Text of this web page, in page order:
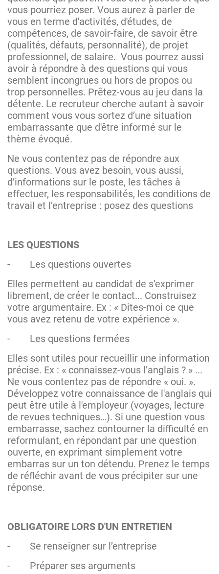
vous pourriez poser. Vous aurez à parler de
vous en terme d'activités, d'études, de
compétences, de savoir-faire, de savoir être
(qualités, défauts, personnalité), de projet
professionnel, de salaire. Vous pourrez aussi
avoir à répondre à des questions qui vous
semblent incongrues ou hors de propos ou
trop personnelles. Prêtez-vous au jeu dans la
détente. Le recruteur cherche autant à savoir
comment vous vous sortez d’une situation
embarrassante que d'être informé sur le
thème évoqué.
Ne vous contentez pas de répondre aux
questions. Vous avez besoin, vous aussi,
d’informations sur le poste, les tâches à
effectuer, les responsabilités, les conditions de
travail et l’entreprise : posez des questions
LES QUESTIONS
- Les questions ouvertes
Elles permettent au candidat de s’exprimer
librement, de créer le contact... Construisez
votre argumentaire. Ex : « Dites-moi ce que
vous avez retenu de votre expérience ».
- Les questions fermées
Elles sont utiles pour recueillir une information
précise. Ex : « connaissez-vous l’anglais ? » ...
Ne vous contentez pas de répondre « oui. ».
Développez votre connaissance de l'anglais qui
peut être utile à l'employeur (voyages, lecture
de revues techniques…). Si une question vous
embarrasse, sachez contourner la difficulté en
reformulant, en répondant par une question
ouverte, en exprimant simplement votre
embarras sur un ton détendu. Prenez le temps
de réfléchir avant de vous précipiter sur une
réponse.
OBLIGATOIRE LORS D'UN ENTRETIEN
- Se renseigner sur l’entreprise
- Préparer ses arguments